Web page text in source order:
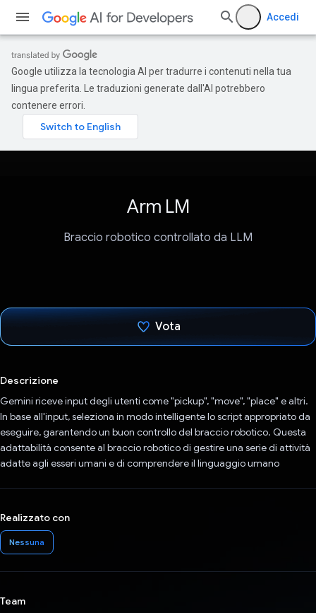
Accedi
Google utilizza la tecnologia AI per tradurre i contenuti nella tua
lingua preferita. Le traduzioni generate dall'AI potrebbero
contenere errori.
Arm LM
Braccio robotico controllato da LLM
Vota
Descrizione
Gemini riceve input degli utenti come "pickup", "move", "place" e altri.
In base all'input, seleziona in modo intelligente lo script appropriato da
eseguire, garantendo un buon controllo del braccio robotico. Questa
adattabilità consente al braccio robotico di gestire una serie di attività
adatte agli esseri umani e di comprendere il linguaggio umano
Realizzato con
Nessuna
Team